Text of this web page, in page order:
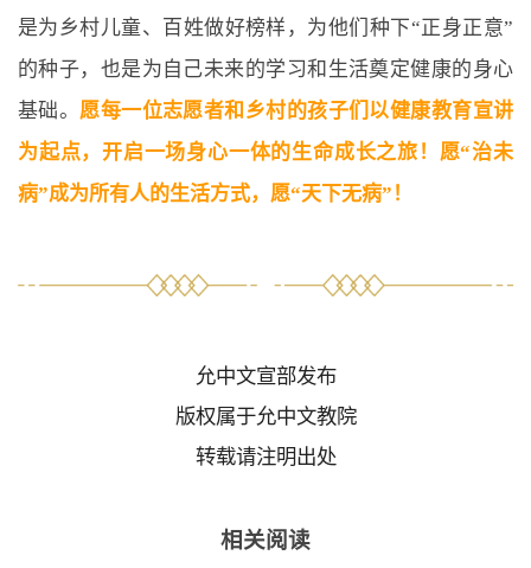
是为乡村儿童、百姓做好榜样，为他们种下“正身正意”
的种子，也是为自己未来的学习和生活奠定健康的身心
基础。愿每一位志愿者和乡村的孩子们以健康教育宣讲
为起点，开启一场身心一体的生命成长之旅！愿“治未
病”成为所有人的生活方式，愿“天下无病”！
允中文宣部发布
版权属于允中文教院
转载请注明出处
相关阅读